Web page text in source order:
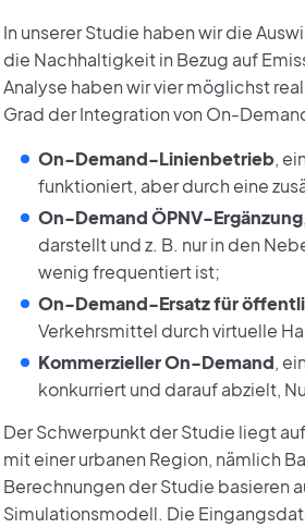
In unserer Studie haben wir die
die Nachhaltigkeit in Bezug auf
Analyse haben wir vier möglichst
Grad der Integration von On-
On-Demand-Linienbetrieb,
funktioniert, aber durch eine
On-Demand ÖPNV-Ergänzung
darstellt und z. B. nur in den
wenig frequentiert ist;
On-Demand-Ersatz für
Verkehrsmittel durch virtuelle
Kommerzieller On-Demand,
konkurriert und darauf abzielt,
Der Schwerpunkt der Studie liegt
mit einer urbanen Region, nämlich
Berechnungen der Studie basieren
Simulationsmodell. Die